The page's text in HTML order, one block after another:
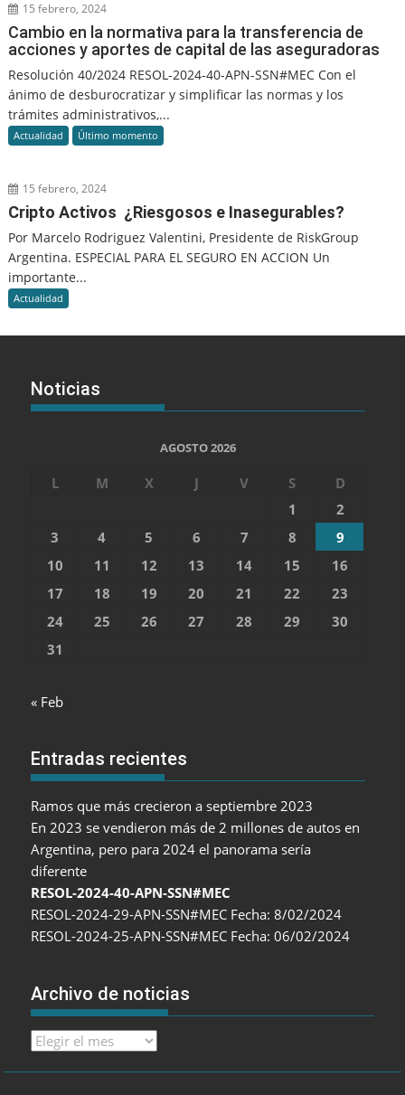
15 febrero, 2024
Cambio en la normativa para la transferencia de
acciones y aportes de capital de las aseguradoras
Resolución 40/2024 RESOL-2024-40-APN-SSN#MEC Con el
ánimo de desburocratizar y simplificar las normas y los
trámites administrativos,...
Actualidad Último momento
15 febrero, 2024
Cripto Activos ¿Riesgosos e Inasegurables?
Por Marcelo Rodriguez Valentini, Presidente de RiskGroup
Argentina. ESPECIAL PARA EL SEGURO EN ACCION Un
importante...
Actualidad
Noticias
AGOSTO 2026
L M X J V S
D
1
2
3
4 5 6 7 8
9
10
11 12 13 14 15
16
17
18 19 20 21 22
23
24
25 26 27 28 29
30
31
« Feb
Entradas recientes
Ramos que más crecieron a septiembre 2023
En 2023 se vendieron más de 2 millones de autos en
Argentina, pero para 2024 el panorama sería
diferente
RESOL-2024-40-APN-SSN#MEC
RESOL-2024-29-APN-SSN#MEC Fecha: 8/02/2024
RESOL-2024-25-APN-SSN#MEC Fecha: 06/02/2024
Archivo de noticias
Archivo